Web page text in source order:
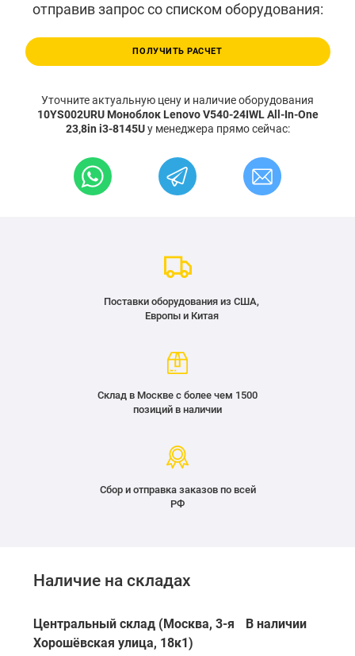
отправив запрос со списком оборудования:
ПОЛУЧИТЬ РАСЧЕТ
Уточните актуальную цену и наличие оборудования
10YS002URU Моноблок Lenovo V540-24IWL All-In-One
23,8in i3-8145Uу менеджера прямо сейчас:
Поставки оборудования из США,
Европы и Китая
Склад в Москве с более чем 1500
позиций в наличии
Сбор и отправка заказов по всей
РФ
Наличие на складах
Центральный склад (Москва, 3-я
Хорошёвская улица, 18к1)
В наличии